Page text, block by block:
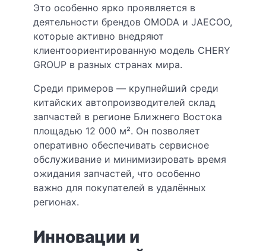
Это особенно ярко проявляется в
деятельности брендов OMODA и JAECOO,
которые активно внедряют
клиентоориентированную модель CHERY
GROUP в разных странах мира.
Среди примеров — крупнейший среди
китайских автопроизводителей склад
запчастей в регионе Ближнего Востока
площадью 12 000 м². Он позволяет
оперативно обеспечивать сервисное
обслуживание и минимизировать время
ожидания запчастей, что особенно
важно для покупателей в удалённых
регионах.
Инновации и